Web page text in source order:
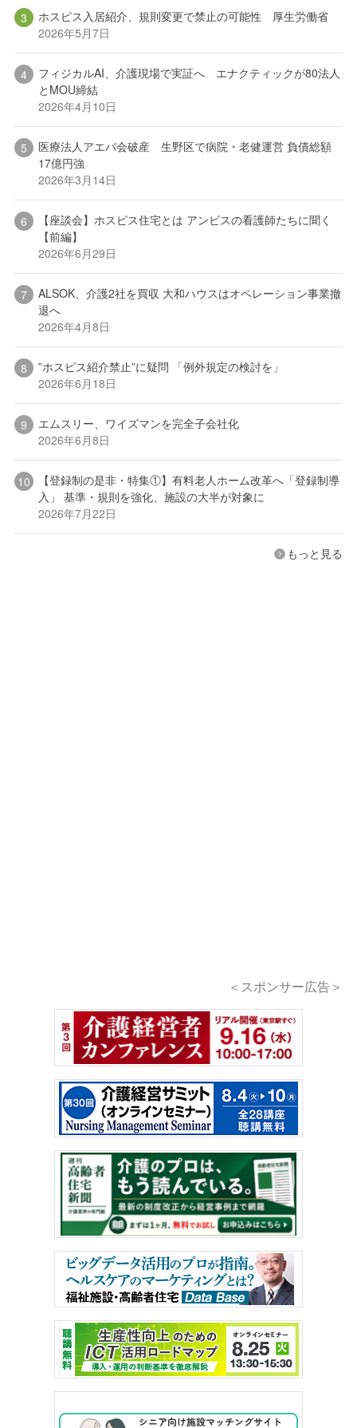
ホスピス入居紹介、規則変更で禁止の可能性 厚生労働省
2026年5月7日
フィジカルAI、介護現場で実証へ エナクティックが80法人
とMOU締結
2026年4月10日
医療法人アエバ会破産 生野区で病院・老健運営 負債総額
17億円強
2026年3月14日
【座談会】ホスピス住宅とは アンビスの看護師たちに聞く
【前編】
2026年6月29日
ALSOK、介護2社を買収 大和ハウスはオペレーション事業撤
退へ
2026年4月8日
”ホスピス紹介禁止”に疑問 「例外規定の検討を」
2026年6月18日
エムスリー、ワイズマンを完全子会社化
2026年6月8日
【登録制の是非・特集①】有料老人ホーム改革へ「登録制導
入」 基準・規則を強化、施設の大半が対象に
2026年7月22日
もっと見る
＜スポンサー広告＞